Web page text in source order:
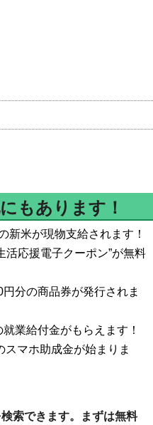
もあります！
新米が現物支給されます！
活応援電子クーポン”が無料
分の商品券が発行されま
業給付金がもらえます！
スマホ助成金が始まりま
索できます。まずは無料